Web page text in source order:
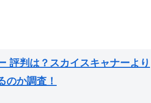
評判は？スカイスキャナーより
のか調査！